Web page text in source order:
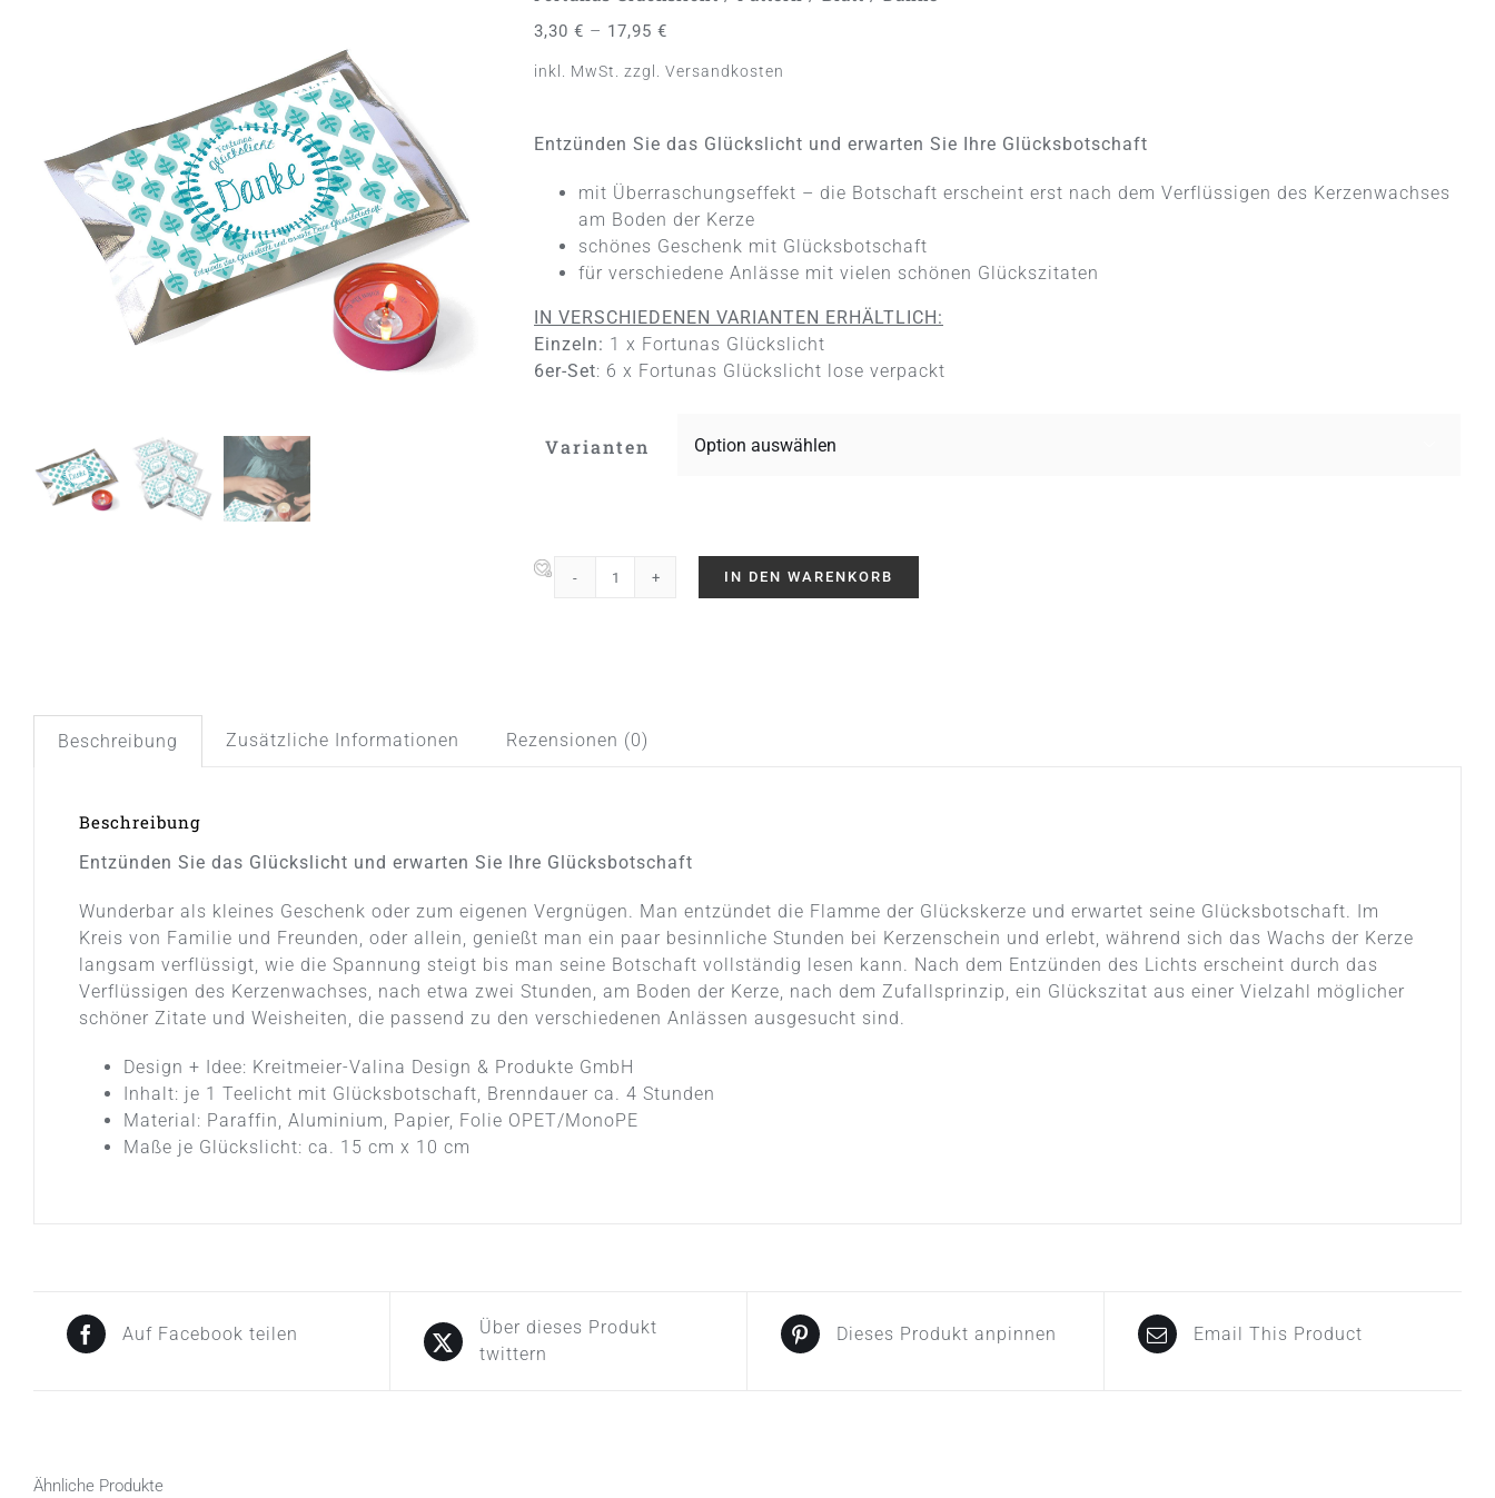
3,30 € – 17,95 €
inkl. MwSt. zzgl. Versandkosten
Entzünden Sie das Glückslicht und erwarten Sie Ihre Glücksbotschaft
mit Überraschungseffekt – die Botschaft erscheint erst nach dem Verflüssigen des Kerzenwachses
am Boden der Kerze
schönes Geschenk mit Glücksbotschaft
für verschiedene Anlässe mit vielen schönen Glückszitaten
IN VERSCHIEDENEN VARIANTEN ERHÄLTLICH:
Einzeln: 1 x Fortunas Glückslicht
6er-Set: 6 x Fortunas Glückslicht lose verpackt
Varianten
Fortunas
/
IN DEN WARENKORB
Beschreibung Zusätzliche Informationen Rezensionen (0)
Beschreibung
Entzünden Sie das Glückslicht und erwarten Sie Ihre Glücksbotschaft
Wunderbar als kleines Geschenk oder zum eigenen Vergnügen. Man entzündet die Flamme der Glückskerze und erwartet seine Glücksbotschaft. Im
Kreis von Familie und Freunden, oder allein, genießt man ein paar besinnliche Stunden bei Kerzenschein und erlebt, während sich das Wachs der Kerze
langsam verflüssigt, wie die Spannung steigt bis man seine Botschaft vollständig lesen kann. Nach dem Entzünden des Lichts erscheint durch das
Verflüssigen des Kerzenwachses, nach etwa zwei Stunden, am Boden der Kerze, nach dem Zufallsprinzip, ein Glückszitat aus einer Vielzahl möglicher
schöner Zitate und Weisheiten, die passend zu den verschiedenen Anlässen ausgesucht sind.
Design + Idee: Kreitmeier-Valina Design & Produkte GmbH
Inhalt: je 1 Teelicht mit Glücksbotschaft, Brenndauer ca. 4 Stunden
Material: Paraffin, Aluminium, Papier, Folie OPET/MonoPE
Maße je Glückslicht: ca. 15 cm x 10 cm
Auf Facebook teilen
Über dieses Produkt
twittern
Dieses Produkt anpinnen Email This Product
Ähnliche Produkte